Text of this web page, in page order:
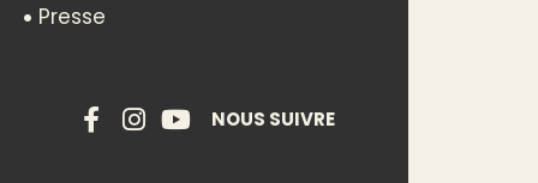
Presse
NOUS SUIVRE